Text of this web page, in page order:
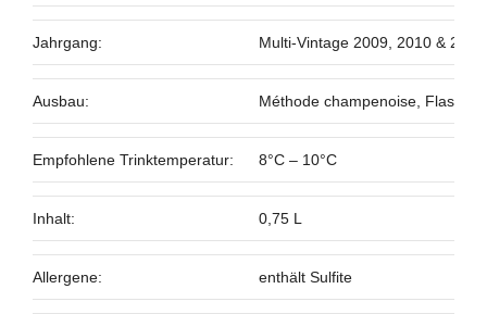
Jahrgang: Multi-Vintage 2009, 2010 & 2012
Ausbau: Méthode champenoise,
Empfohlene Trinktemperatur: 8°C – 10°C
Inhalt: 0,75 L
Allergene: enthält Sulfite